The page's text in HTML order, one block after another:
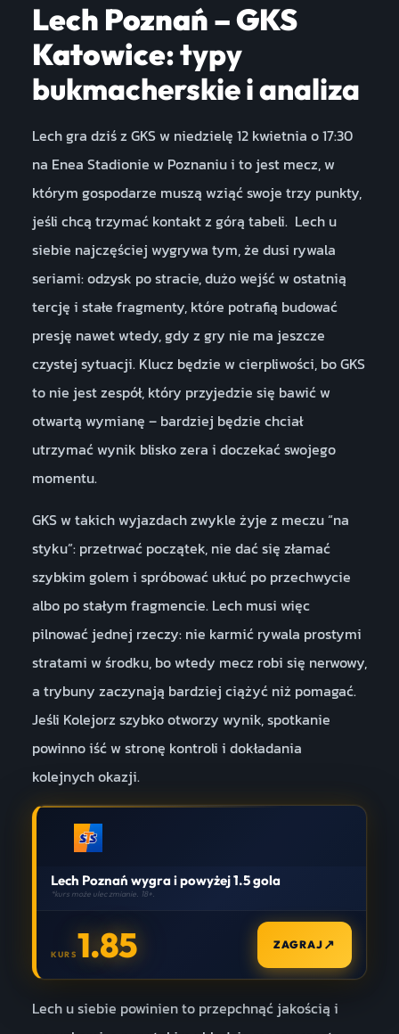
Lech Poznań – GKS
Katowice: typy
bukmacherskie i analiza
Lech gra dziś z GKS w niedzielę 12 kwietnia o 17:30
na Enea Stadionie w Poznaniu i to jest mecz, w
którym gospodarze muszą wziąć swoje trzy punkty,
jeśli chcą trzymać kontakt z górą tabeli. Lech u
siebie najczęściej wygrywa tym, że dusi rywala
seriami: odzysk po stracie, dużo wejść w ostatnią
tercję i stałe fragmenty, które potrafią budować
presję nawet wtedy, gdy z gry nie ma jeszcze
czystej sytuacji. Klucz będzie w cierpliwości, bo GKS
to nie jest zespół, który przyjedzie się bawić w
otwartą wymianę – bardziej będzie chciał
utrzymać wynik blisko zera i doczekać swojego
momentu.
GKS w takich wyjazdach zwykle żyje z meczu “na
styku”: przetrwać początek, nie dać się złamać
szybkim golem i spróbować ukłuć po przechwycie
albo po stałym fragmencie. Lech musi więc
pilnować jednej rzeczy: nie karmić rywala prostymi
stratami w środku, bo wtedy mecz robi się nerwowy,
a trybuny zaczynają bardziej ciążyć niż pomagać.
Jeśli Kolejorz szybko otworzy wynik, spotkanie
powinno iść w stronę kontroli i dokładania
kolejnych okazji.
Lech Poznań wygra i powyżej 1.5 gola
*kurs może ulec zmianie. 18+.
KURS1.85 ZAGRAJ ↗
Lech u siebie powinien to przepchnąć jakością i